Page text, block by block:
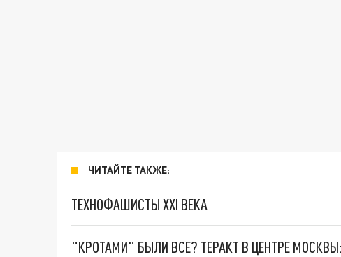
ЧИТАЙТЕ ТАКЖЕ:
ТЕХНОФАШИСТЫ XXI ВЕКА
"КРОТАМИ" БЫЛИ ВСЕ? ТЕРАКТ В ЦЕНТРЕ